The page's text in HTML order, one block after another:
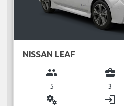
NISSAN LEAF
group
5
business_center
3
miscellaneous_services login